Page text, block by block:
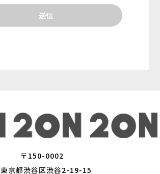
〒150-0002
東京都渋谷区渋谷2-19-15